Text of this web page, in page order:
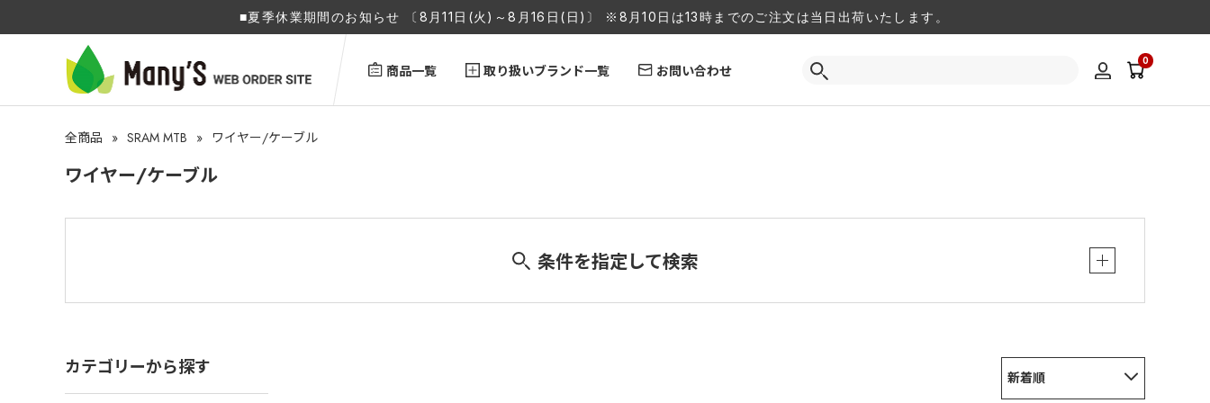
■夏季休業期間のお知らせ 〔8月11日(火)～8月16日(日)〕 ※8月10日は13時までのご注文は当日出荷いたします。
商品一覧 取り扱いブランド一覧 お問い合わせ
0
全商品 » SRAM MTB » ワイヤー/ケーブル
ワイヤー/ケーブル
条件を指定して検索
カテゴリーから探す
新着順